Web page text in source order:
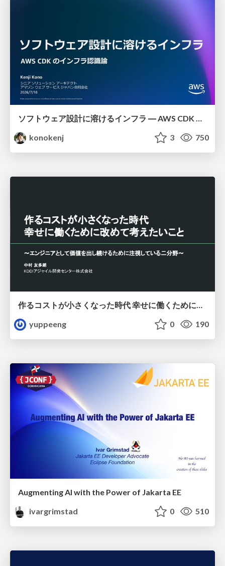
ソフトウェア設計に溶けるインフラ ― AWS CDK のインフラ認識論
konokenj
3 750
作るコストが小さくなった時代 幸せに働くために改めて考えたいこと 〜エンジニアとして価値を出し続けるために注視している二分野〜
yuppeeng
0 190
Augmenting AI with the Power of Jakarta EE
ivargrimstad
0 510